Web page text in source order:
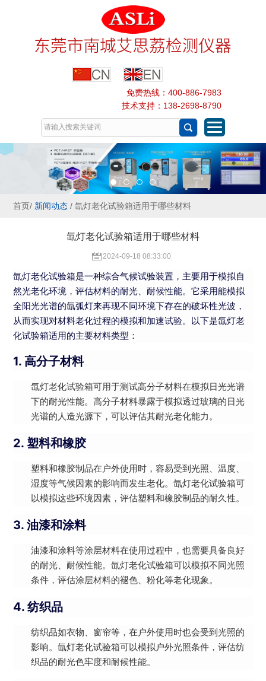
免费热线：400-886-7983
技术支持：138-2698-8790
首页/ 新闻动态/ 氙灯老化试验箱适用于哪些材料
氙灯老化试验箱适用于哪些材料
2024-09-18 08:33:00
氙灯老化试验箱是一种综合气候试验装置，主要用于模拟自
然光老化环境，评估材料的耐光、耐候性能。它采用能模拟
全阳光光谱的氙弧灯来再现不同环境下存在的破坏性光波，
从而实现对材料老化过程的模拟和加速试验。以下是氙灯老
化试验箱适用的主要材料类型：
1. 高分子材料
氙灯老化试验箱可用于测试高分子材料在模拟日光光谱
下的耐光性能。高分子材料暴露于模拟透过玻璃的日光
光谱的人造光源下，可以评估其耐光老化能力。
2. 塑料和橡胶
塑料和橡胶制品在户外使用时，容易受到光照、温度、
湿度等气候因素的影响而发生老化。氙灯老化试验箱可
以模拟这些环境因素，评估塑料和橡胶制品的耐久性。
3. 油漆和涂料
油漆和涂料等涂层材料在使用过程中，也需要具备良好
的耐光、耐候性能。氙灯老化试验箱可以模拟不同光照
条件，评估涂层材料的褪色、粉化等老化现象。
4. 纺织品
纺织品如衣物、窗帘等，在户外使用时也会受到光照的
影响。氙灯老化试验箱可以模拟户外光照条件，评估纺
织品的耐光色牢度和耐候性能。